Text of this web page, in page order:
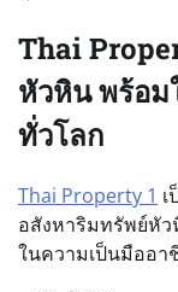
Thai
หัวหิน พร้อม
ทั่วโลก
Thai Property 1
อสังหาริมทรัพย์หั
ในความเป็นมืออา